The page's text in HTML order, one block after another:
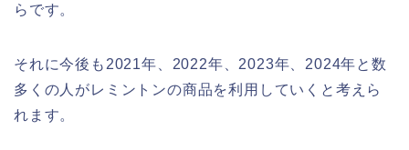
らです。
それに今後も2021年、2022年、2023年、2024年と数
多くの人がレミントンの商品を利用していくと考えら
れます。